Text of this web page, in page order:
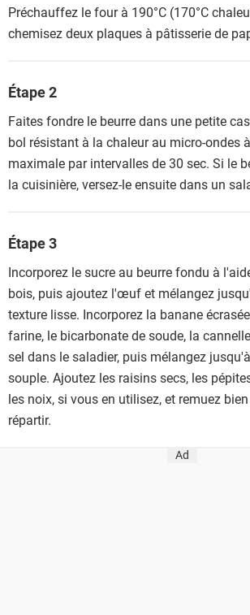
Préchauffez le four à 190°C (170°C
chemisez deux plaques à pâtisserie de
Étape 2
Faites fondre le beurre dans une petite
bol résistant à la chaleur au micro-ondes
maximale par intervalles de 30 sec. Si le
la cuisinière, versez-le ensuite dans un
Étape 3
Incorporez le sucre au beurre fondu à
bois, puis ajoutez l'œuf et mélangez
texture lisse. Incorporez la banane
farine, le bicarbonate de soude, la
sel dans le saladier, puis mélangez
souple. Ajoutez les raisins secs, les
les noix, si vous en utilisez, et remuez
répartir.
Ad